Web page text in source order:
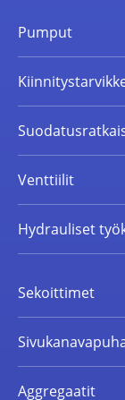
Pumput
Venttiilit
Hydrauliset
Sekoittimet
Aggregaatit